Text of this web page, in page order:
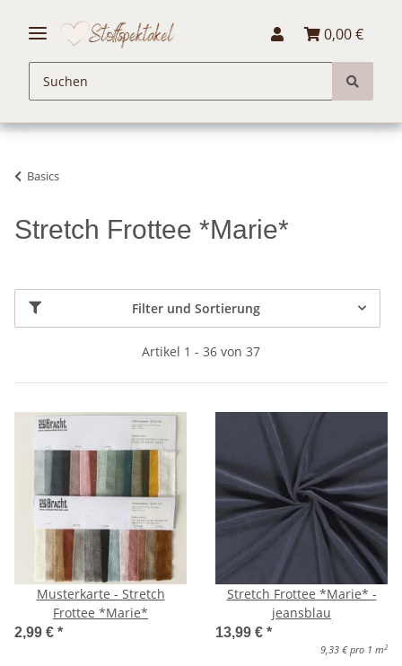
0,00 €
Basics
Stretch Frottee *Marie*
Filter und Sortierung
Artikel 1 - 36 von 37
Musterkarte - Stretch
Frottee *Marie*
2,99 € *
Stretch Frottee *Marie* -
jeansblau
13,99 € *
9,33 € pro 1 m 2